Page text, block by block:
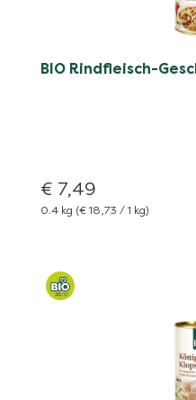
BIO Rindfleisch-
€ 7,49
0.4 kg (€ 18,73 / 1 kg)